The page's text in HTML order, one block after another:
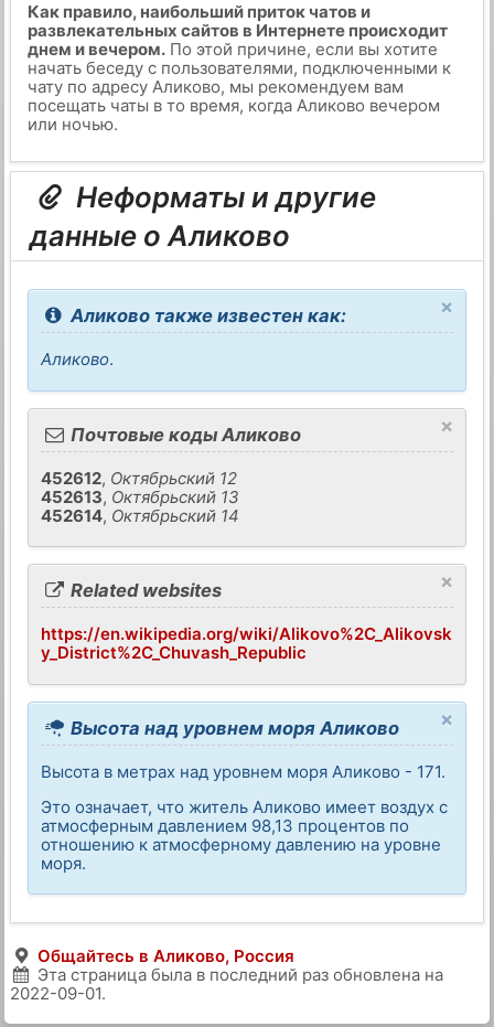
Как правило, наибольший приток чатов и
развлекательных сайтов в Интернете происходит
днем и вечером.По этой причине, если вы хотите
начать беседу с пользователями, подключенными к
чату по адресу Аликово, мы рекомендуем вам
посещать чаты в то время, когда Аликово вечером
или ночью.
Неформаты и другие
данные о Аликово
×
Аликово также известен как:
Аликово.
×
Почтовые коды Аликово
452612, Октябрьский 12
452613, Октябрьский 13
452614, Октябрьский 14
×
Related websites
https://en.wikipedia.org/wiki/Alikovo%2C_Alikovsk
y_District%2C_Chuvash_Republic
×
Высота над уровнем моря Аликово
Высота в метрах над уровнем моря Аликово - 171.
Это означает, что житель Аликово имеет воздух с
атмосферным давлением 98,13 процентов по
отношению к атмосферному давлению на уровне
моря.
Общайтесь в Аликово, Россия
Эта страница была в последний раз обновлена на
2022-09-01.